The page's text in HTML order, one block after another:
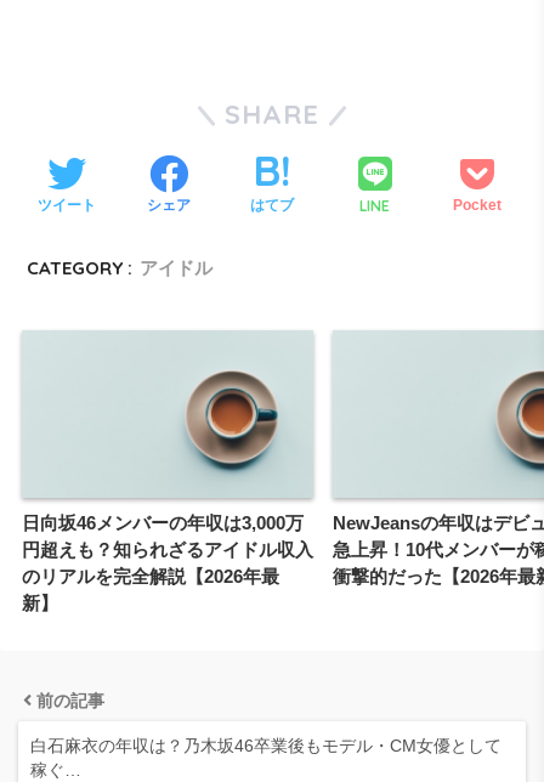
SHARE
ツイート シェア はてブ LINE Pocket
CATEGORY : アイドル
日向坂46メンバーの年収は3,000万
円超えも？知られざるアイドル収入
のリアルを完全解説【2026年最
新】
NewJeansの年収はデビ
急上昇！10代メンバーが
衝撃的だった【2026年最
前の記事
白石麻衣の年収は？乃木坂46卒業後もモデル・CM女優として
稼ぐ…